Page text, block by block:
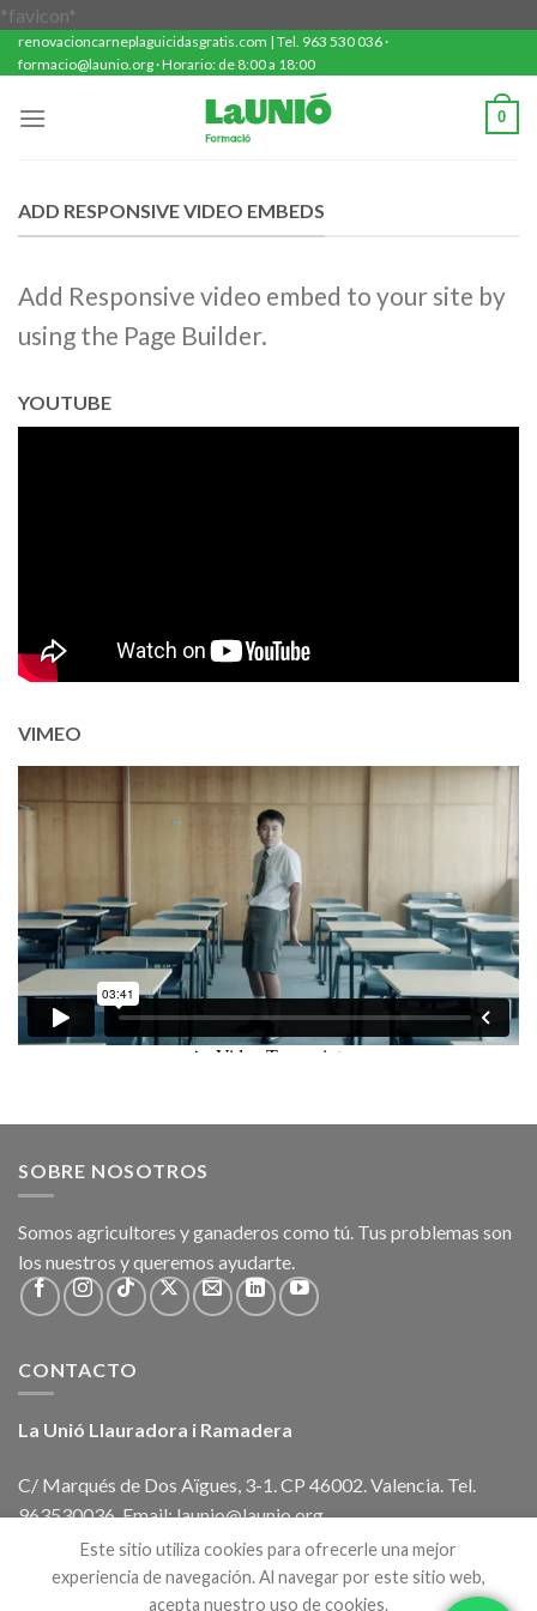
*favicon*
al
contenido
renovacioncarneplaguicidasgratis.com | Tel. 963 530 036 ·
formacio@launio.org · Horario: de 8:00 a 18:00
0
ADD RESPONSIVE VIDEO EMBEDS
Add Responsive video embed to your site by
using the Page Builder.
YOUTUBE
VIMEO
SOBRE NOSOTROS
Somos agricultores y ganaderos como tú. Tus problemas son
los nuestros y queremos ayudarte.
CONTACTO
La Unió Llauradora i Ramadera
C/ Marqués de Dos Aïgues, 3-1. CP 46002. Valencia. Tel.
963530036. Email: launio@launio.org
Este sitio utiliza cookies para ofrecerle una mejor
experiencia de navegación. Al navegar por este sitio web,
acepta nuestro uso de cookies.